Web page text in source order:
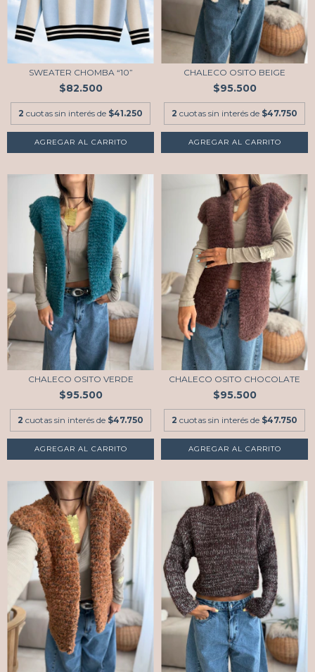
SWEATER CHOMBA “10”
$82.500
2 cuotas sin interés de $41.250
CHALECO OSITO BEIGE
$95.500
2 cuotas sin interés de $47.750
CHALECO OSITO VERDE
$95.500
2 cuotas sin interés de $47.750
CHALECO OSITO CHOCOLATE
$95.500
2 cuotas sin interés de $47.750